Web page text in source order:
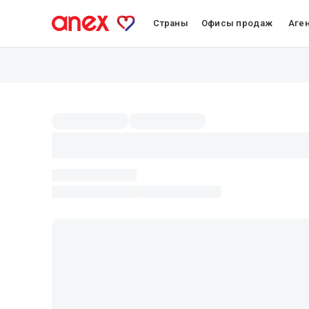
Страны Офисы продаж